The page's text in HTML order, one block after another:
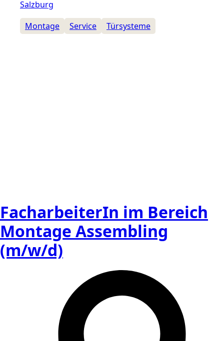
Salzburg
Montage
Service Türsysteme
FacharbeiterIn im Bereich
Montage Assembling
(m/w/d)